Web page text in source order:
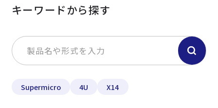
キーワードから探す
Supermicro 4U X14